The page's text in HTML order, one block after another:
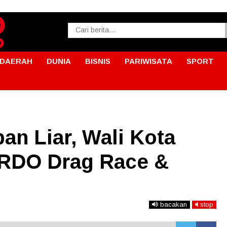
DAERAH DUNIA BISNIS PARIWISATA SPORT
Liar, Wali Kota
Drag Race &
bacakan stop